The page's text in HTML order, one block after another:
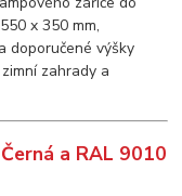
a RAL 9010